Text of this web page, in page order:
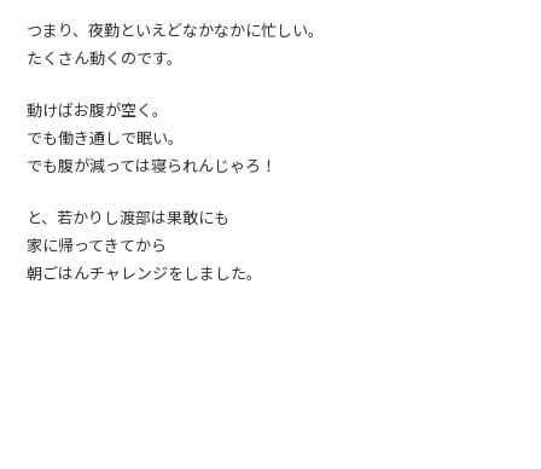
つまり、夜勤といえどなかなかに忙しい。
たくさん動くのです。
動けばお腹が空く。
でも働き通しで眠い。
でも腹が減っては寝られんじゃろ！
と、若かりし渡部は果敢にも
家に帰ってきてから
朝ごはんチャレンジをしました。